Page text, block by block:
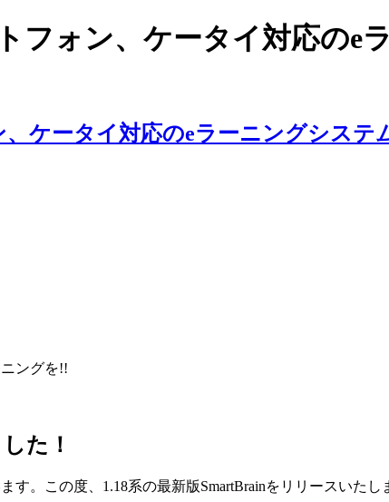
フォン、ケータイ対応のe
ングを!!
た！
。この度、1.18系の最新版SmartBrainをリリースいたし